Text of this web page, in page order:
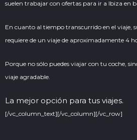
suelen trabajar con ofertas para ir a Ibiza en
En cuanto al tiempo transcurrido en el viaje,
requiere de un viaje de aproximadamente 4
Porque no sólo puedes viajar con tu coche,
viaje agradable.
La mejor opción para tus viajes.
[/vc_column_text][/vc_column][/vc_row]